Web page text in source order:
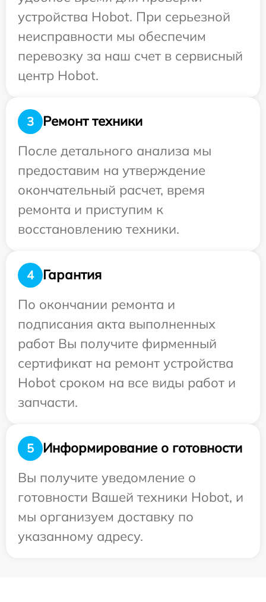
устройства Hobot. При серьезной
неисправности мы обеспечим
перевозку за наш счет в сервисный
центр Hobot.
3
Ремонт техники
После детального анализа мы
предоставим на утверждение
окончательный расчет, время
ремонта и приступим к
восстановлению техники.
4
Гарантия
По окончании ремонта и
подписания акта выполненных
работ Вы получите фирменный
сертификат на ремонт устройства
Hobot сроком на все виды работ и
запчасти.
5
Информирование о готовности
Вы получите уведомление о
готовности Вашей техники Hobot, и
мы организуем доставку по
указанному адресу.